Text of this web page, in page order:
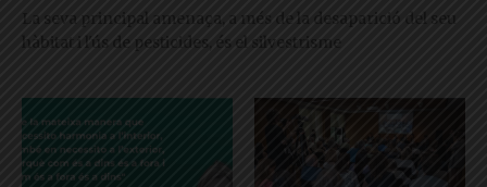
La seva principal amenaça, a més de la desaparició del seu
hàbitat i l'ús de pesticides, és el silvestrisme